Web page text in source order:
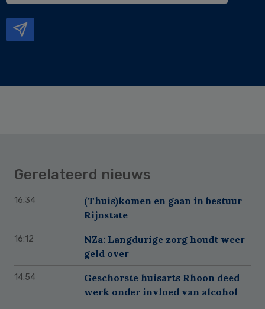
Gerelateerd nieuws
16:34
(Thuis)komen en gaan in bestuur
Rijnstate
16:12
NZa: Langdurige zorg houdt weer
geld over
14:54
Geschorste huisarts Rhoon deed
werk onder invloed van alcohol